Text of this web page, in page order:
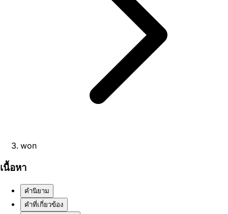
won
เนื้อหา
คำนิยาม
คำที่เกี่ยวข้อง